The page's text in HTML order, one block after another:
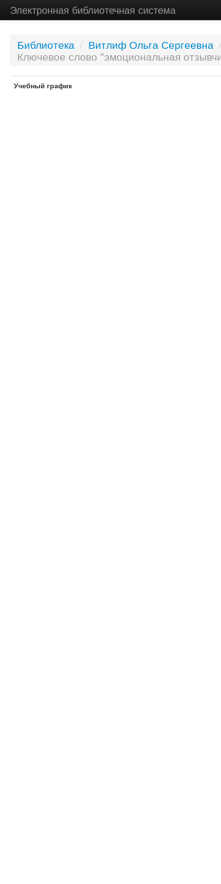
Электронная библиотечная система
Библиотека / Витлиф Ольга Сергеевна
Ключевое слово "эмоциональная
Учебный график